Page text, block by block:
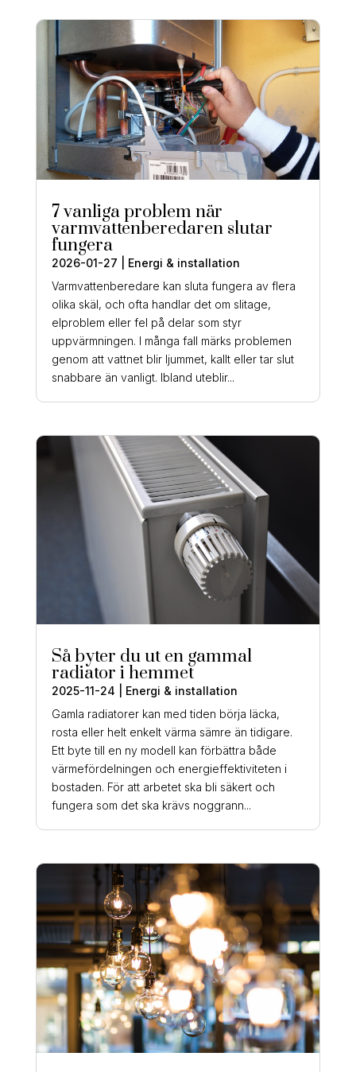
7 vanliga problem när
varmvattenberedaren slutar
fungera
2026-01-27
Energi & installation
Varmvattenberedare kan sluta fungera av flera
olika skäl, och ofta handlar det om slitage,
elproblem eller fel på delar som styr
uppvärmningen. I många fall märks problemen
genom att vattnet blir ljummet, kallt eller tar slut
snabbare än vanligt. Ibland uteblir...
Så byter du ut en gammal
radiator i hemmet
2025-11-24
Energi & installation
Gamla radiatorer kan med tiden börja läcka,
rosta eller helt enkelt värma sämre än tidigare.
Ett byte till en ny modell kan förbättra både
värmefördelningen och energieffektiviteten i
bostaden. För att arbetet ska bli säkert och
fungera som det ska krävs noggrann...